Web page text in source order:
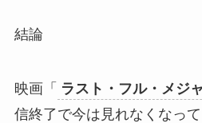
結論
映画「 ラスト・フル・メジ
信終了で今は見れなくなって